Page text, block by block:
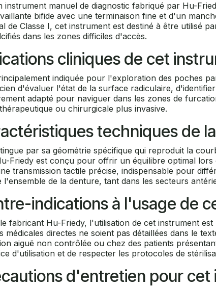
instrument manuel de diagnostic fabriqué par Hu-
bifide avec une terminaison fine et d'un
de Classe I, cet instrument est destiné à être utilisé
dans les zones difficiles d'accès.
cliniques de cet
indiquée pour l'exploration des poches
d'évaluer l'état de la surface radiculaire,
adapté pour naviguer dans les zones de
ou chirurgicale plus invasive.
techniques de la
par sa géométrie spécifique qui reproduit la
Friedy est conçu pour offrir un équilibre optimal
transmission tactile précise, indispensable pour
de la denture, tant dans les secteurs
indications à l'usage de
fabricant Hu-Friedy, l'utilisation de cet instrument
médicales directes ne soient pas détaillées dans le
aiguë non contrôlée ou chez des patients
d'utilisation et de respecter les protocoles de
d'entretien pour